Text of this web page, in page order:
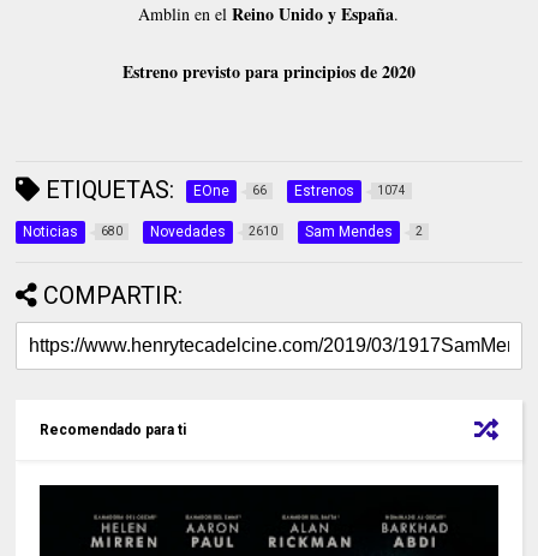
Amblin en elReino Unido y España.
Estreno previsto para principios de 2020
ETIQUETAS: EOne 66 Estrenos 1074
Noticias 680 Novedades 2610 Sam Mendes 2
COMPARTIR:
Recomendado para ti